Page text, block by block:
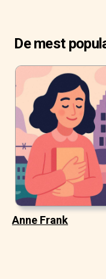
De mest
Anne Frank